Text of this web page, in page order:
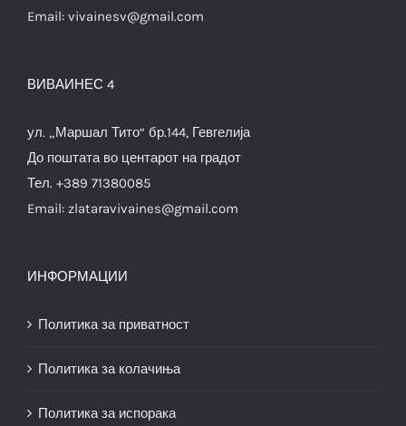
Email: vivainesv@gmail.com
ВИВАИНЕС 4
ул. „Маршал Тито“ бр.144, Гевгелија
До поштата во центарот на градот
Тел. +389 71380085
Email: zlataravivaines@gmail.com
ИНФОРМАЦИИ
Политика за приватност
Политика за колачиња
Политика за испорака